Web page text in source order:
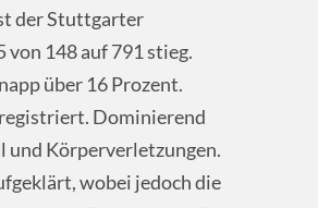
der Stuttgarter
148 auf 791 stieg.
über 16 Prozent.
Dominierend
und Körperverletzungen.
wobei jedoch die